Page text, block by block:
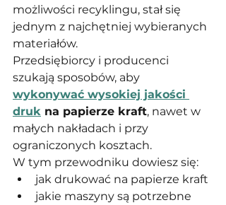
możliwości recyklingu, stał się
jednym z najchętniej wybieranych
materiałów.
Przedsiębiorcy i producenci
szukają sposobów, aby
wykonywać wysokiej jakości
druk na papierze kraft, nawet w
małych nakładach i przy
ograniczonych kosztach.
W tym przewodniku dowiesz się:
jak drukować na papierze kraft
jakie maszyny są potrzebne